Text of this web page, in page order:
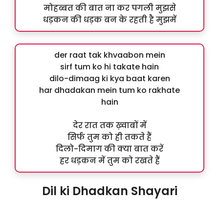
मोहब्बत की बात ना कर पगली मुझसे
धड़कन की धड़क बन के रहती है मुझमें
der raat tak khvaabon mein
sirf tum ko hi takate hain
dilo-dimaag ki kya baat karen
har dhadakan mein tum ko rakhate
hain
देर रात तक ख़्वाबों में
सिर्फ तुम को ही तकते हैं
दिलो-दिमाग की क्या बात करें
हर धड़कन में तुम को रखते हैं
Dil ki Dhadkan Shayari